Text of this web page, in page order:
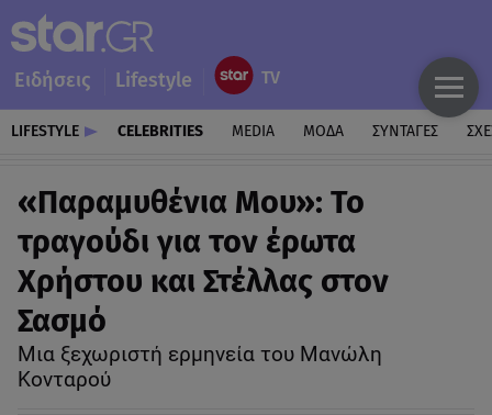
Ειδήσεις Lifestyle
LIFESTYLE CELEBRITIES MEDIA ΜΟΔΑ ΣΥΝΤΑΓΕΣ
«Παραμυθένια Μου»: Το
τραγούδι για τον έρωτα
Χρήστου και Στέλλας στον
Σασμό
Μια ξεχωριστή ερμηνεία του Μανώλη
Κονταρού